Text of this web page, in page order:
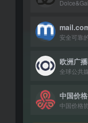
欧洲广
中国价